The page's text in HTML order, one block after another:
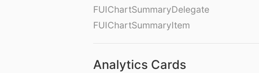
FUIChartSummaryDelegate
FUIChartSummaryItem
Analytics Cards